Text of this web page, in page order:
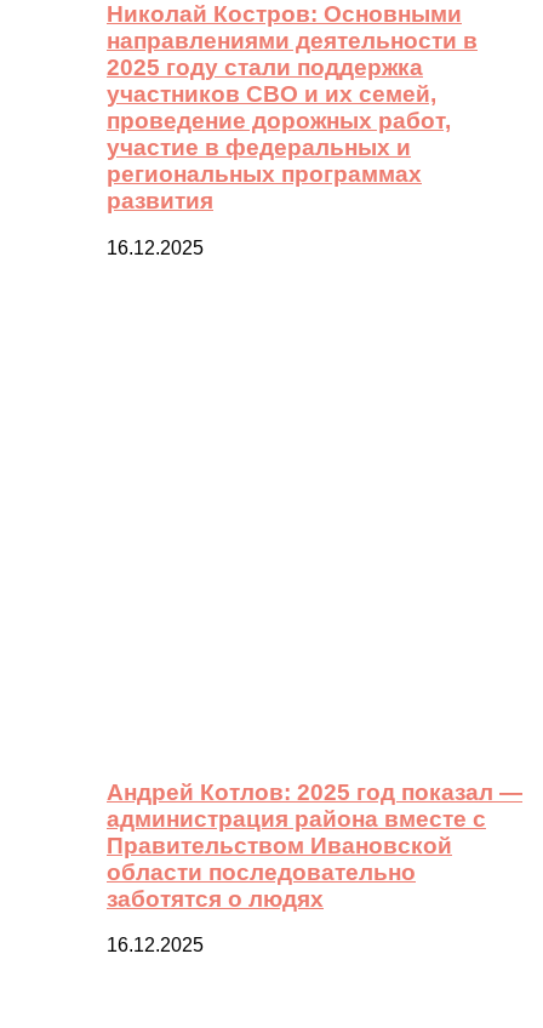
Николай Костров: Основными
направлениями деятельности в
2025 году стали поддержка
участников СВО и их семей,
проведение дорожных работ,
участие в федеральных и
региональных программах
развития
16.12.2025
Андрей Котлов: 2025 год показал —
администрация района вместе с
Правительством Ивановской
области последовательно
заботятся о людях
16.12.2025